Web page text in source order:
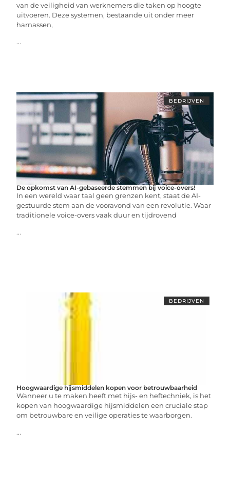
van de veiligheid van werknemers die taken op hoogte
uitvoeren. Deze systemen, bestaande uit onder meer
harnassen,
...
BEDRIJVEN
De opkomst van AI-gebaseerde stemmen bij voice-overs!
In een wereld waar taal geen grenzen kent, staat de AI-
gestuurde stem aan de vooravond van een revolutie. Waar
traditionele voice-overs vaak duur en tijdrovend
...
BEDRIJVEN
Hoogwaardige hijsmiddelen kopen voor betrouwbaarheid
Wanneer u te maken heeft met hijs- en heftechniek, is het
kopen van hoogwaardige hijsmiddelen een cruciale stap
om betrouwbare en veilige operaties te waarborgen.
...